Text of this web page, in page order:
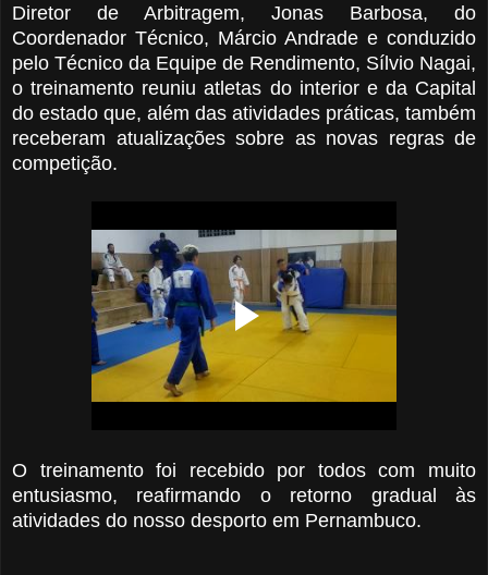
Diretor de Arbitragem, Jonas Barbosa, do
Coordenador Técnico, Márcio Andrade e conduzido
pelo Técnico da Equipe de Rendimento, Sílvio Nagai,
o treinamento reuniu atletas do interior e da Capital
do estado que, além das atividades práticas, também
receberam atualizações sobre as novas regras de
competição.
O treinamento foi recebido por todos com muito
entusiasmo, reafirmando o retorno gradual às
atividades do nosso desporto em Pernambuco.